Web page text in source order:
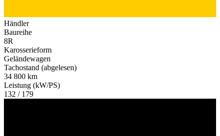
Händler
Baureihe
8R
Karosserieform
Geländewagen
Tachostand (abgelesen)
34 800 km
Leistung (kW/PS)
132 / 179